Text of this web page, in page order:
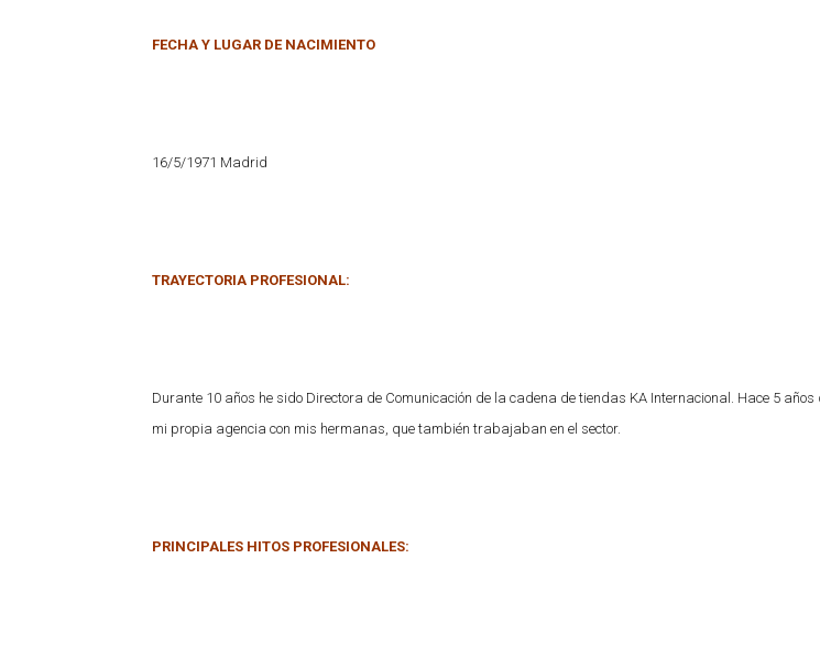
FECHA Y LUGAR DE NACIMIENTO
16/5/1971 Madrid
TRAYECTORIA PROFESIONAL:
Durante 10 años he sido Directora de Comunicación de la cadena de tiendas KA Internacional. Hace 5
mi propia agencia con mis hermanas, que también trabajaban en el sector.
PRINCIPALES HITOS PROFESIONALES: